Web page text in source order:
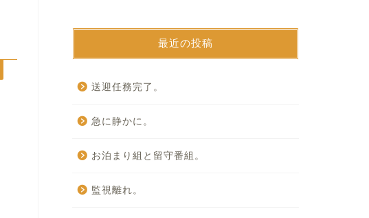
最近の投稿
送迎任務完了。
急に静かに。
お泊まり組と留守番組。
監視離れ。